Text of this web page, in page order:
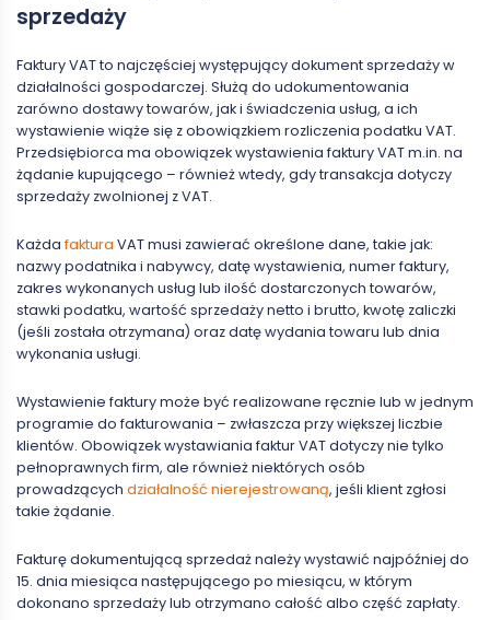
sprzedaży
Faktury VAT to najczęściej występujący dokument sprzedaży w
działalności gospodarczej. Służą do udokumentowania
zarówno dostawy towarów, jak i świadczenia usług, a ich
wystawienie wiąże się z obowiązkiem rozliczenia podatku VAT.
Przedsiębiorca ma obowiązek wystawienia faktury VAT m.in. na
żądanie kupującego – również wtedy, gdy transakcja dotyczy
sprzedaży zwolnionej z VAT.
Każdafaktura VAT musi zawierać określone dane, takie jak:
nazwy podatnika i nabywcy, datę wystawienia, numer faktury,
zakres wykonanych usług lub ilość dostarczonych towarów,
stawki podatku, wartość sprzedaży netto i brutto, kwotę zaliczki
(jeśli została otrzymana) oraz datę wydania towaru lub dnia
wykonania usługi.
Wystawienie faktury może być realizowane ręcznie lub w jednym
programie do fakturowania – zwłaszcza przy większej liczbie
klientów. Obowiązek wystawiania faktur VAT dotyczy nie tylko
pełnoprawnych firm, ale również niektórych osób
prowadzących działalność nierejestrowaną, jeśli klient zgłosi
takie żądanie.
Fakturę dokumentującą sprzedaż należy wystawić najpóźniej do
15. dnia miesiąca następującego po miesiącu, w którym
dokonano sprzedaży lub otrzymano całość albo część zapłaty.